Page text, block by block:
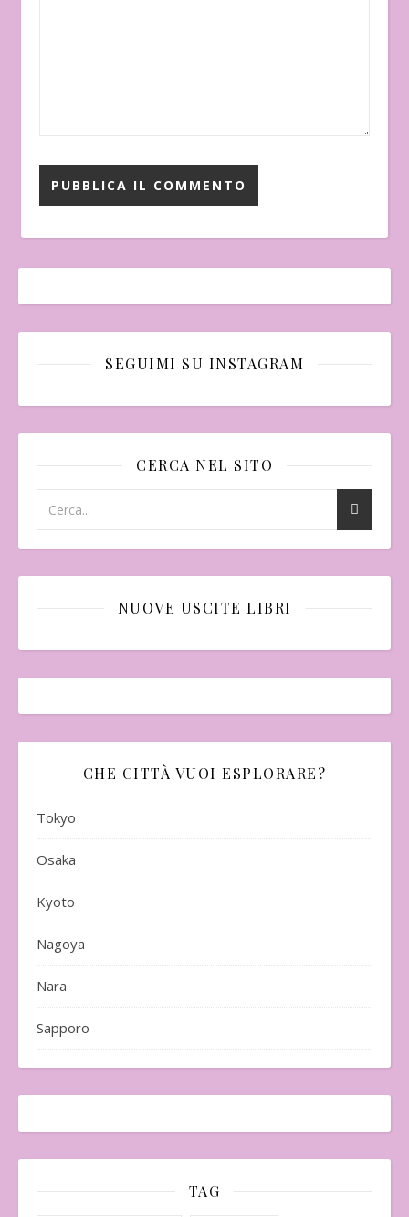
SEGUIMI SU INSTAGRAM
CERCA NEL SITO
NUOVE USCITE LIBRI
CHE CITTÀ VUOI ESPLORARE?
Tokyo
Osaka
Kyoto
Nagoya
Nara
Sapporo
TAG